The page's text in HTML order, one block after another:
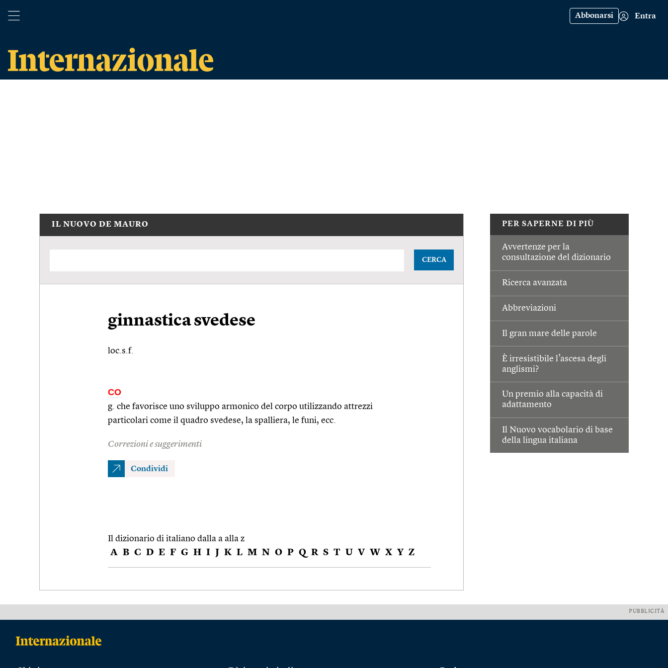
Abbonarsi Entra
PER SAPERNE DI PIÙ
Avvertenze per la
consultazione del dizionario
Ricerca avanzata
Abbreviazioni
Il gran mare delle parole
È irresistibile l’ascesa degli
anglismi?
Un premio alla capacità di
adattamento
Il Nuovo vocabolario di base
della lingua italiana
IL NUOVO DE MAURO
CERCA
ginnastica svedese
loc.s.f.
CO
g. che favorisce uno sviluppo armonico del corpo utilizzando attrezzi
particolari come il quadro svedese, la spalliera, le funi, ecc.
Correzioni e suggerimenti
Condividi
Il dizionario di italiano dalla a alla z
A B C D E F G H I J K L M N O P Q R S T U V W X Y Z
PUBBLICITÀ